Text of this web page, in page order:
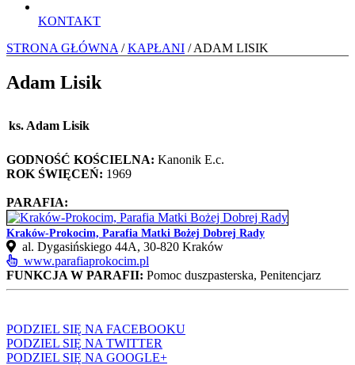
KONTAKT
STRONA GŁÓWNA /KAPŁANI / ADAM LISIK
Adam Lisik
ks. Adam Lisik
GODNOŚĆ KOŚCIELNA: Kanonik E.c.
ROK ŚWIĘCEŃ: 1969
PARAFIA:
Kraków-Prokocim, Parafia Matki Bożej Dobrej Rady
al. Dygasińskiego 44A, 30-820 Kraków
www.parafiaprokocim.pl
FUNKCJA W PARAFII: Pomoc duszpasterska, Penitencjarz
PODZIEL SIĘ NA FACEBOOKU
PODZIEL SIĘ NA TWITTER
PODZIEL SIĘ NA GOOGLE+